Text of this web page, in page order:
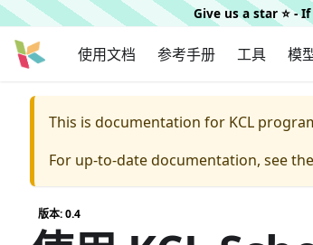
Give us a star ⭐️ -
使用文档 参考手册 工具 模
This is documentation for KCL
For up-to-date documentation, see the
版本: 0.4